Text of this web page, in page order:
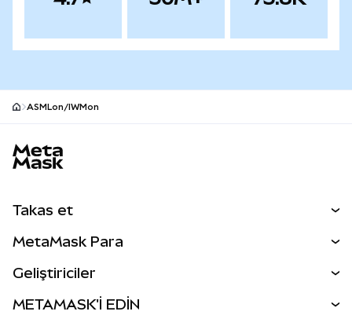
ASMLon/IWMon
Takas et
Perps
RWA'lar
MetaMask Para
Geliştiriciler
METAMASK'İ EDİN